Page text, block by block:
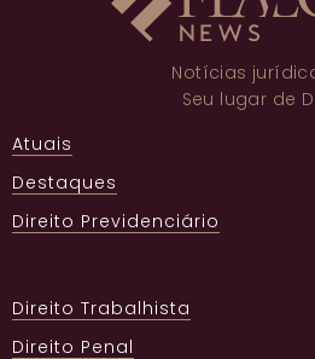
Notícias
Seu lugar de
Atuais
Destaques
Direito Previdenciário
Direito Trabalhista
Direito Penal